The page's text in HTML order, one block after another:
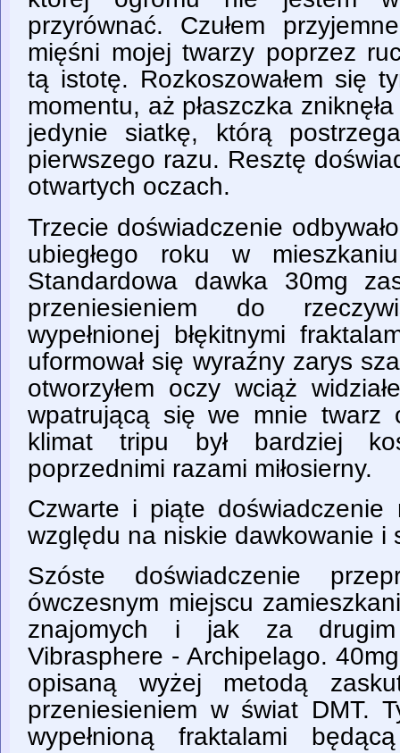
przyrównać. Czułem
mięśni mojej twarzy poprzez
tą istotę. Rozkoszowałem się
momentu, aż płaszczka
jedynie siatkę, którą
pierwszego razu. Resztę
otwartych oczach.
Trzecie doświadczenie
ubiegłego roku w
Standardowa dawka 30mg
przeniesieniem do
wypełnionej błękitnymi
uformował się wyraźny zarys
otworzyłem oczy wciąż
wpatrującą się we mnie twarz
klimat tripu był bardziej
poprzednimi razami miłosierny.
Czwarte i piąte
względu na niskie dawkowanie i
Szóste doświadczenie
ówczesnym miejscu
znajomych i jak za
Vibrasphere - Archipelago.
opisaną wyżej metodą
przeniesieniem w świat DMT.
wypełnioną fraktalami